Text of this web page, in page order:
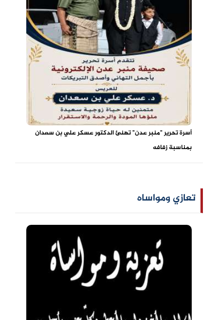
أسرة تحرير "منبر عدن" تهنئ الدكتور عسكر علي بن سعدان
بمناسبة زفافه
تعازي ومواساه